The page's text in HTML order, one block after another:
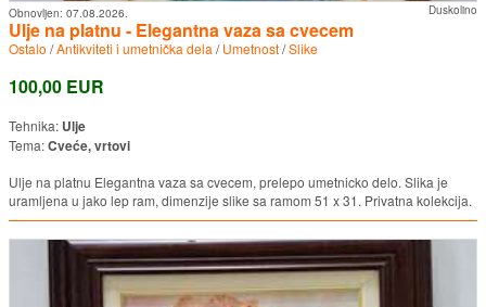
Duskolino
Obnovljen: 07.08.2026.
Ulje na platnu - Elegantna vaza sa cvecem
Ostalo /Antikviteti i umetnička dela /Umetnost/Slike
100,00 EUR
Tehnika: Ulje
Tema:Cveće, vrtovi
Ulje na platnu Elegantna vaza sa cvecem, prelepo umetnicko delo. Slika je
uramljena u jako lep ram, dimenzije slike sa ramom 51 x 31. Privatna kolekcija.